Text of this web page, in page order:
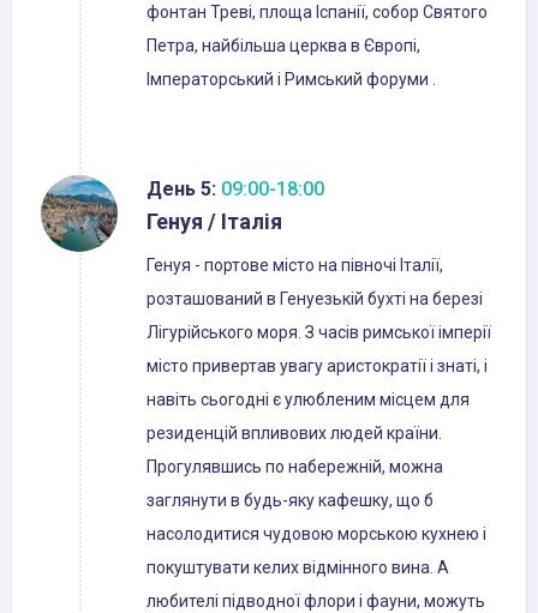
фонтан Треві, площа Іспанії, собор Святого
Петра, найбільша церква в Європі,
Імператорський і Римський форуми .
День 5: 09:00-18:00
Генуя / Італія
Генуя - портове місто на півночі Італії,
розташований в Генуезькій бухті на березі
Лігурійського моря. З часів римської імперії
місто привертав увагу аристократії і знаті, і
навіть сьогодні є улюбленим місцем для
резиденцій впливових людей країни.
Прогулявшись по набережній, можна
заглянути в будь-яку кафешку, що б
насолодитися чудовою морською кухнею і
покуштувати келих відмінного вина. А
любителі підводної флори і фауни, можуть